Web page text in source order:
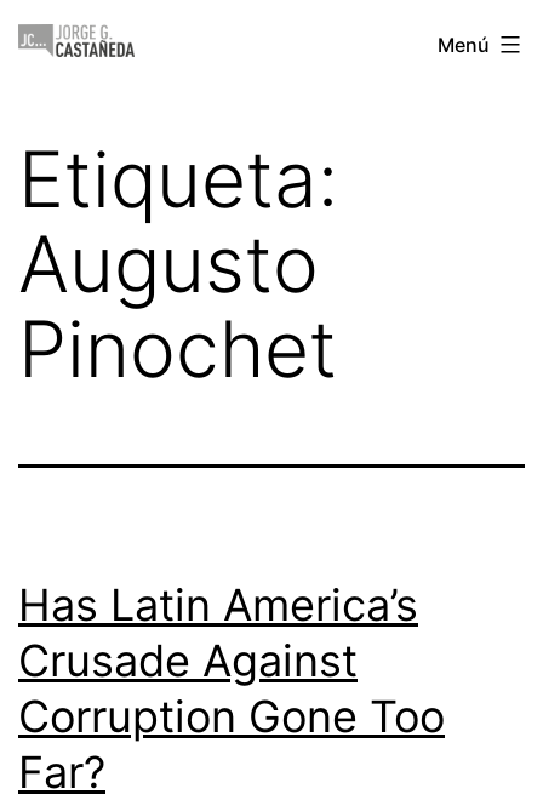
Saltar
Jorge
Menú
Etiqueta:
Augusto
Pinochet
Has Latin America’s
Crusade Against
Corruption Gone Too
Far?